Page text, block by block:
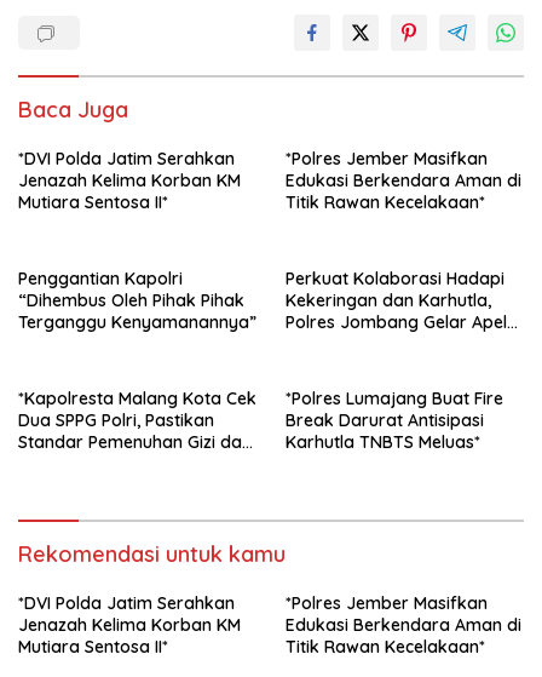
Baca Juga
*DVI Polda Jatim Serahkan
Jenazah Kelima Korban KM
Mutiara Sentosa II*
*Polres Jember Masifkan
Edukasi Berkendara Aman di
Titik Rawan Kecelakaan*
Penggantian Kapolri
“Dihembus Oleh Pihak Pihak
Terganggu Kenyamanannya”
Perkuat Kolaborasi Hadapi
Kekeringan dan Karhutla,
Polres Jombang Gelar Apel
*Kapolresta Malang Kota Cek
Dua SPPG Polri, Pastikan
Standar Pemenuhan Gizi dan
*Polres Lumajang Buat Fire
Break Darurat Antisipasi
Karhutla TNBTS Meluas*
Rekomendasi untuk kamu
*DVI Polda Jatim Serahkan
Jenazah Kelima Korban KM
Mutiara Sentosa II*
*Polres Jember Masifkan
Edukasi Berkendara Aman di
Titik Rawan Kecelakaan*